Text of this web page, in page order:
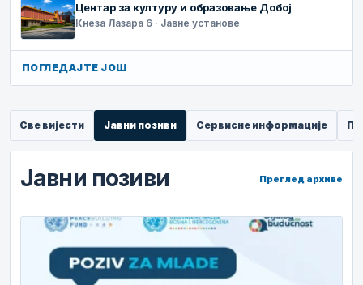
Центар за културу и образовање Добој
Кнеза Лазара 6 · Јавне установе
ПОГЛЕДАЈТЕ ЈОШ
Све вијести Јавни позиви Сервисне информације
Јавни позиви Преглед архиве